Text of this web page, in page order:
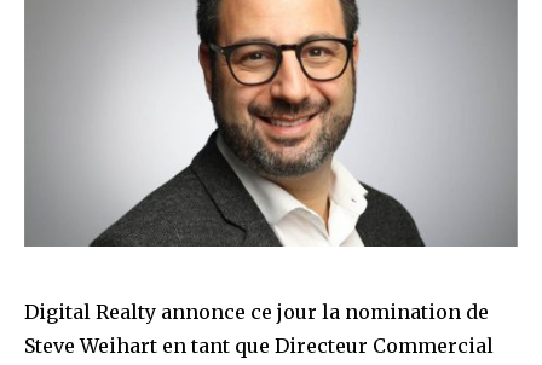
Digital Realty annonce ce jour la nomination de
Steve Weihart en tant que Directeur Commercial